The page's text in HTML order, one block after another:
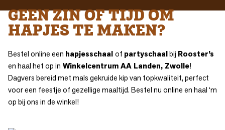
GEEN ZIN OF TIJD OM
HAPJES TE MAKEN?
Bestel online een hapjesschaal of partyschaalbij Rooster’s
en haal het op in Winkelcentrum AA Landen, Zwolle!
Dagvers bereid met mals gekruide kip van topkwaliteit, perfect
voor een feestje of gezellige maaltijd. Bestel nu online en haal ‘m
op bij ons in de winkel!